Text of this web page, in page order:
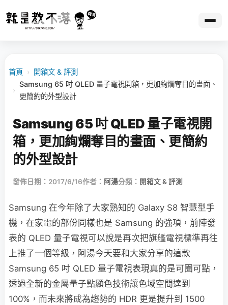
首頁 › 開箱文 & 評測
›
Samsung 65 吋 QLED 量子電視開箱，更加絢爛奪目的畫面、
更簡約的外型設計
Samsung 65 吋 QLED 量子電視開
箱，更加絢爛奪目的畫面、更簡約
的外型設計
發佈日期：2017/6/16作者： 阿湯分類： 開箱文 & 評測
Samsung 在今年除了大家熟知的 Galaxy S8 智慧型手
機，在家電的部份同樣也是 Samsung 的強項，前陣發
表的 QLED 量子電視可以說是再次把旗艦電視標準再往
上推了一個等級，阿湯今天要和大家分享的這款
Samsung 65 吋 QLED 量子電視表現真的是可圈可點，
透過全新的金屬量子點顯色技術讓色域空間達到
100%，而未來將成為趨勢的 HDR 更是提升到 1500